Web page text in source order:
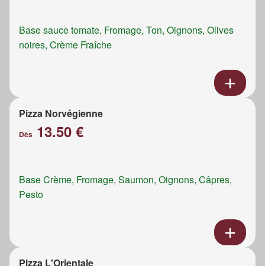
Base sauce tomate, Fromage, Ton, Oignons, Olives
noires, Crème Fraîche
Pizza Norvégienne
Dès 13.50 €
Base Crème, Fromage, Saumon, Oignons, Câpres,
Pesto
Pizza L'Orientale